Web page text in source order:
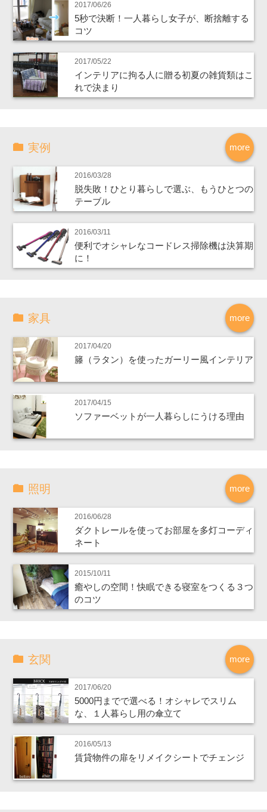
2017/06/26
5秒で決断！一人暮らし女子が、断捨離する
コツ
2017/05/22
インテリアに拘る人に贈る初夏の雑貨類はこ
れで決まり
more
実例
2016/03/28
脱失敗！ひとり暮らしで選ぶ、もうひとつの
テーブル
2016/03/11
便利でオシャレなコードレス掃除機は決算期
に！
more
家具
2017/04/20
籐（ラタン）を使ったガーリー風インテリア
2017/04/15
ソファーベットが一人暮らしにうける理由
more
照明
2016/06/28
ダクトレールを使ってお部屋を多灯コーディ
ネート
2015/10/11
癒やしの空間！快眠できる寝室をつくる３つ
のコツ
more
玄関
2017/06/20
5000円までで選べる！オシャレでスリム
な、１人暮らし用の傘立て
2016/05/13
賃貸物件の扉をリメイクシートでチェンジ